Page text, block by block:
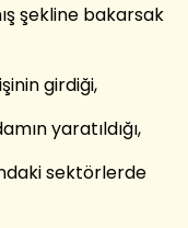
şekline bakarsak
girdiği,
yaratıldığı,
sektörlerde